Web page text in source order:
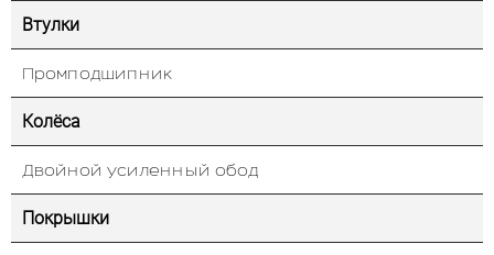
Втулки
Промподшипник
Колёса
Двойной усиленный обод
Покрышки